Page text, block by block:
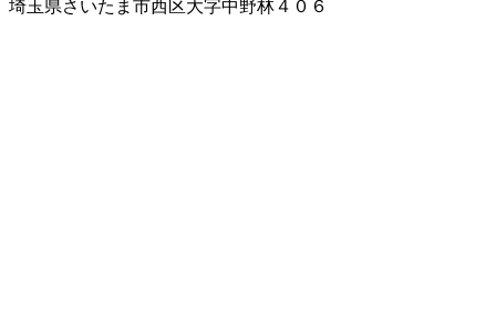
埼玉県さいたま市西区大字中野林４０６